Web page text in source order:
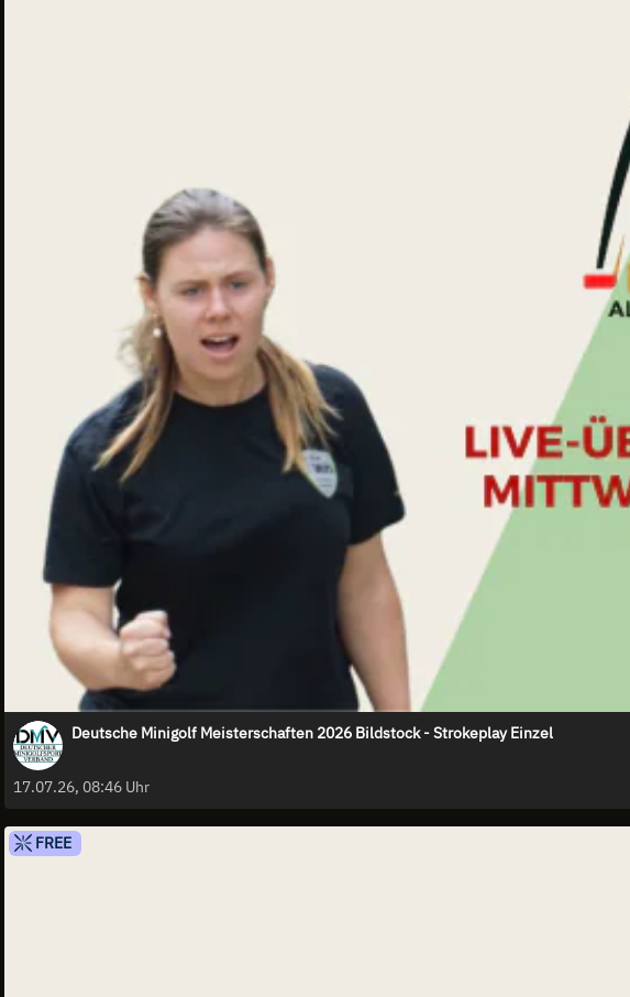
Deutsche Minigolf Meisterschaften 2026 Bildstock - Strokeplay Einzel
17.07.26, 08:46 Uhr
FREE